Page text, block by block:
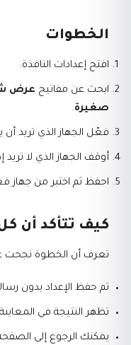
الخطوات
افتح إعدادات النافذة.
ابحث عن مفاتيح عرض
صغيرة.
فعّل الجهاز الذي تريد أن
أوقف الجهاز الذي لا تريد
احفظ ثم اختبر من جهاز
كيف تتأكد أن
تعرف أن الخطوة نجحت
تم حفظ الإعداد بدون
تظهر النتيجة في
يمكنك الرجوع إلى